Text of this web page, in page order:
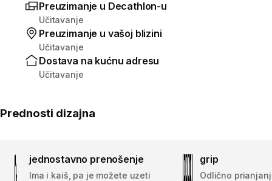
Preuzimanje u Decathlon-u
Učitavanje
Preuzimanje u vašoj blizini
Učitavanje
Dostava na kućnu adresu
Učitavanje
Prednosti dizajna
jednostavno prenošenje
Ima i kaiš, pa je možete uzeti
grip
Odlično